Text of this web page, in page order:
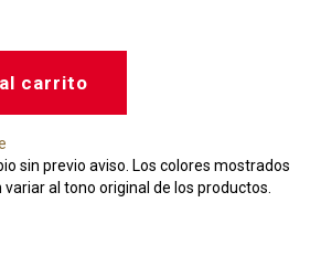
carrito
sin previo aviso. Los colores mostrados
al tono original de los productos.